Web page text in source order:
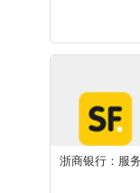
浙商银行：服